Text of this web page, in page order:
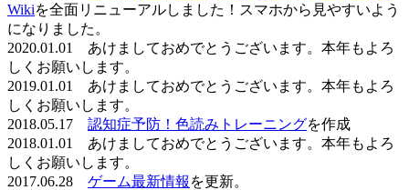
Wikiを全面リニューアルしました！スマホから見やすいよう
になりました。
2020.01.01 あけましておめでとうございます。本年もよろ
しくお願いします。
2019.01.01 あけましておめでとうございます。本年もよろ
しくお願いします。
2018.05.17 認知症予防！色読みトレーニングを作成
2018.01.01 あけましておめでとうございます。本年もよろ
しくお願いします。
2017.06.28 ゲーム最新情報 を更新。